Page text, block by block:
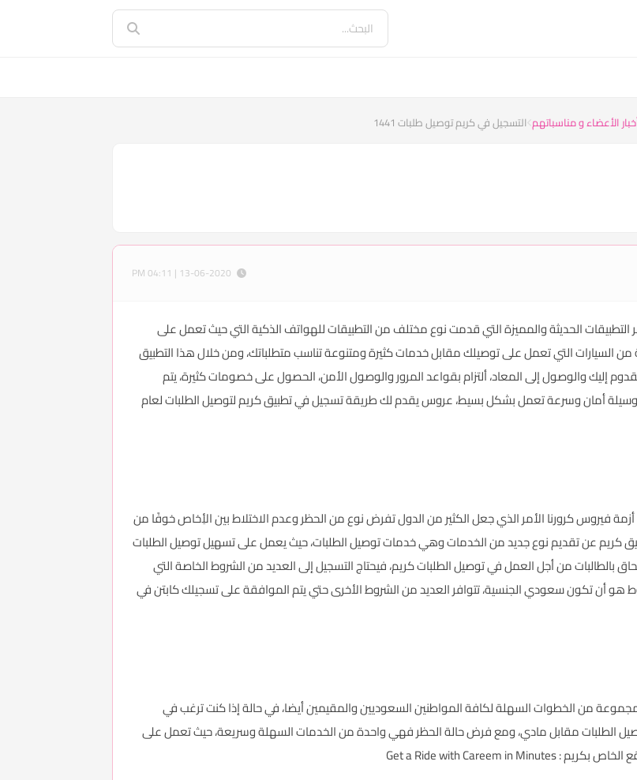
الأعضاء و مناسباتهم التسجيل في كريم توصيل طلبات 1441
، تطبيق كريم هو من أشهر التطبيقات الحديثة والمميزة التي قدمت نوع مختلف من التطبيقات للهواتف الذكية التي حيث تعمل على
السيارات التي تعمل على توصيلك مقابل خدمات كثيرة ومتنوعة تناسب متطلباتك، ومن خلال هذا التطبيق
القدوم إليك والوصول إلى المعاد، ألتزام بقواعد المرور والوصول الأمن، الحصول على خصومات كثيرة، يتم
وسيلة أمان وسرعة تعمل بشكل بسيط، عروس يقدم لك طريقة تسجيل في تطبيق كريم لتوصيل الطلبات لعام
فيروس كرورنا الأمر الذي جعل الكثير من الدول تفرض نوع من الحظر وعدم الاختلاط بين الأِخاص خوفًا من
كريم عن تقديم نوع جديد من الخدمات وهي خدمات توصيل الطلبات، حيث يعمل على تسهيل توصيل الطلبات
بالطالبات من أجل العمل في توصيل الطلبات كريم، فيحتاج التسجيل إلى العديد من الشروط الخاصة التي
هو أن تكون سعودي الجنسية، تتوافر العديد من الشروط الأخرى حتي يتم الموافقة على تسجيلك كابتن في
من الخطوات السهلة لكافة المواطنين السعوديين والمقيمين أيضا، في حالة إذا كنت ترغب في
الطلبات مقابل مادي، ومع فرض حالة الحظر فهي واحدة من الخدمات السهلة وسريعة، حيث تعمل على
الخاص بكريم :Get a Ride with Careem in Minutes